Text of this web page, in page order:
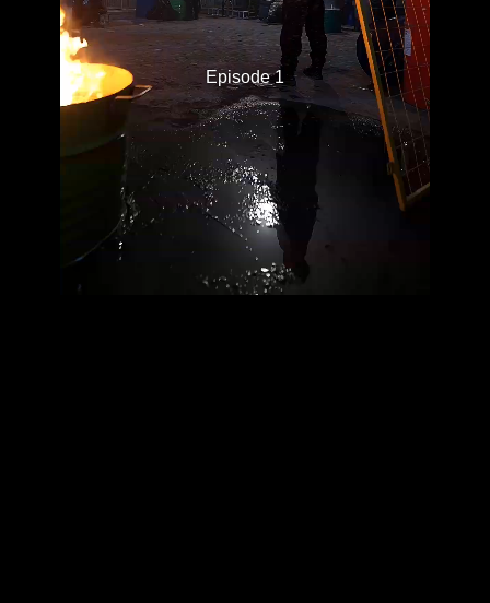
Episode 1